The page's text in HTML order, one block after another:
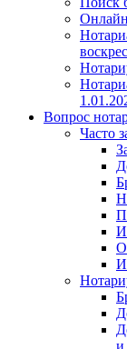
Вопрос
Часто
и